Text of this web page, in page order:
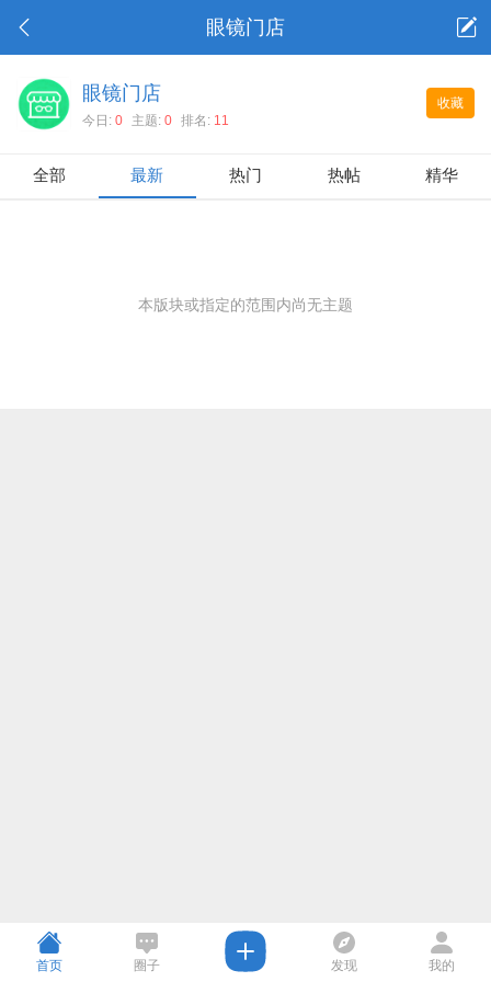
眼镜门店
收藏
眼镜门店
今日: 0 主题: 0 排名: 11
全部 最新 热门 热帖 精华
本版块或指定的范围内尚无主题
首页 圈子 发现 我的